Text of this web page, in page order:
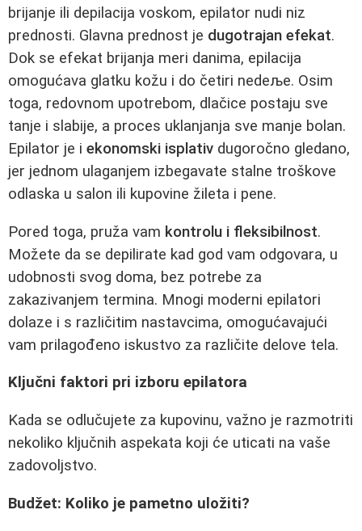
brijanje ili depilacija voskom, epilator nudi niz
prednosti. Glavna prednost je dugotrajan efekat.
Dok se efekat brijanja meri danima, epilacija
omogućava glatku kožu i do četiri nedeље. Osim
toga, redovnom upotrebom, dlačice postaju sve
tanje i slabije, a proces uklanjanja sve manje bolan.
Epilator je i ekonomski isplativ dugoročno gledano,
jer jednom ulaganjem izbegavate stalne troškove
odlaska u salon ili kupovine žileta i pene.
Pored toga, pruža vam kontrolu i fleksibilnost.
Možete da se depilirate kad god vam odgovara, u
udobnosti svog doma, bez potrebe za
zakazivanjem termina. Mnogi moderni epilatori
dolaze i s različitim nastavcima, omogućavajući
vam prilagođeno iskustvo za različite delove tela.
Ključni faktori pri izboru epilatora
Kada se odlučujete za kupovinu, važno je razmotriti
nekoliko ključnih aspekata koji će uticati na vaše
zadovoljstvo.
Budžet: Koliko je pametno uložiti?